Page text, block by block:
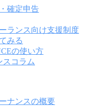
確定申告
ランス向け支援制度
みる
の使い方
スコラム
ナンスの概要